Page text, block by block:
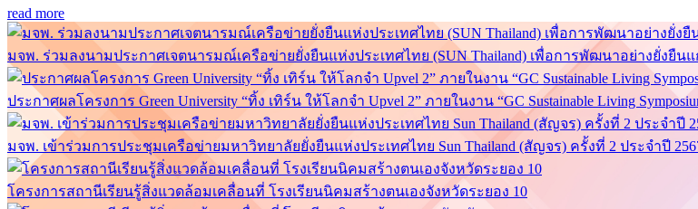
read more
มจพ. ร่วมลงนามประกาศเจตนารมณ์เครือข่ายยั่งยืนแห่งประเทศไทย (SUN Thailand) เพื่อการพัฒนาอย่างยั่งยื
ประกาศผลโครงการ Green University “ทิ้ง เทิร์น ให้โลกจำ Upvel 2” ภายในงาน “GC Sustainable Living
มจพ. เข้าร่วมการประชุมเครือข่ายมหาวิทยาลัยยั่งยืนแห่งประเทศไทย Sun Thailand (สัญจร) ครั้งที่ 2 ประจำปี
โครงการสถานีเรียนรู้สิ่งแวดล้อมเคลื่อนที่ โรงเรียนนิคมสร้างตนเองจังหวัดระยอง 10